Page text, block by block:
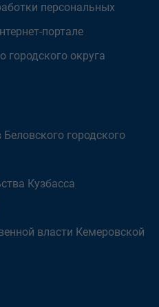
персональных
портале
городского округа
городского
Кузбасса
власти Кемеровской